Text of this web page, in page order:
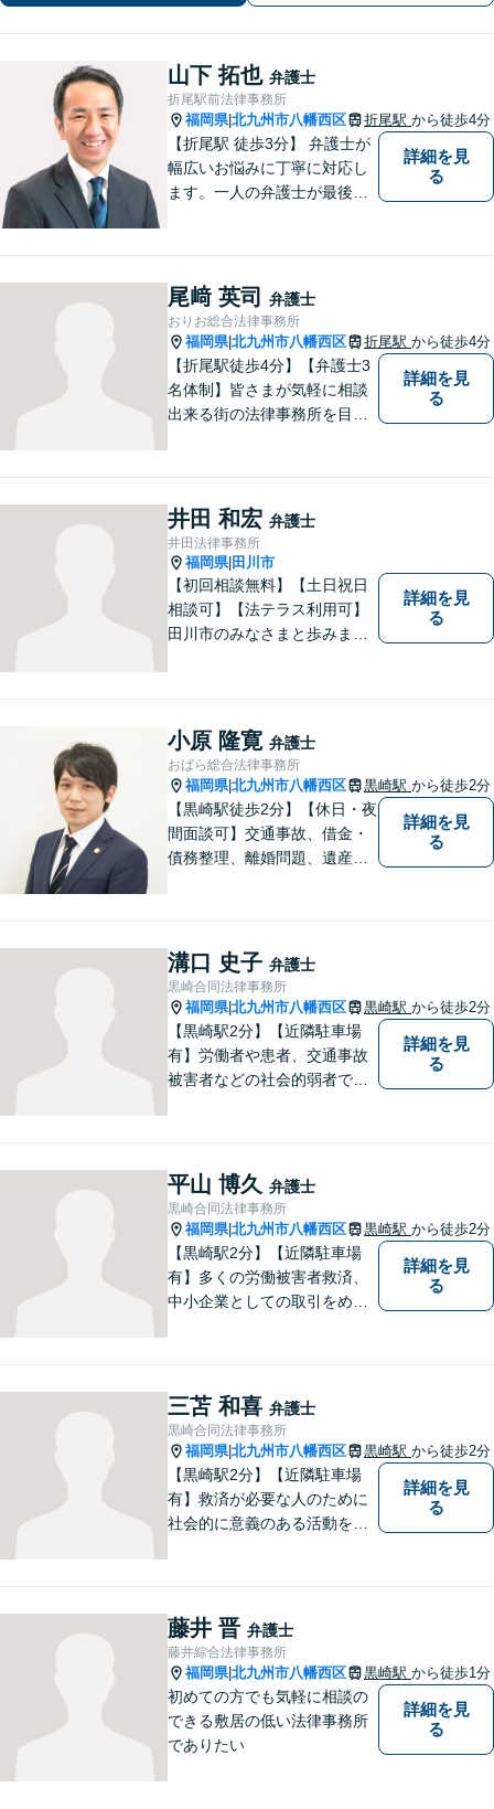
山下 拓也 弁護士
折尾駅前法律事務所
福岡県|北九州市八幡西区 折尾駅 から徒歩4分
【折尾駅 徒歩3分】 弁護士が
幅広いお悩みに丁寧に対応し
ます。一人の弁護士が最後ま
です。【丁寧な対応】
詳細を見
る
尾﨑 英司 弁護士
おりお総合法律事務所
福岡県|北九州市八幡西区 折尾駅 から徒歩4分
【折尾駅徒歩4分】【弁護士3
名体制】皆さまが気軽に相談
出来る街の法律事務所を目指
倫慰謝料のご相談は初回無料
です。【夜間・土日対応】
詳細を見
る
井田 和宏 弁護士
井田法律事務所
福岡県| 田川市
【初回相談無料】【土日祝日
相談可】【法テラス利用可】
田川市のみなさまと歩みま
な対応、良質な法的サービス
の提供をモットーとする事務
所です。
詳細を見
る
小原 隆寛 弁護士
おばら総合法律事務所
福岡県|北九州市八幡西区 黒崎駅 から徒歩2分
【黒崎駅徒歩2分】【休日・夜
間面談可】交通事故、借金・
債務整理、離婚問題、遺産相
と弁護士に相談してもいいの
かな」と思わず、遠慮なくご
相談ください。
詳細を見
る
溝口 史子 弁護士
黒崎合同法律事務所
福岡県|北九州市八幡西区 黒崎駅 から徒歩2分
【黒崎駅2分】【近隣駐車場
有】労働者や患者、交通事故
被害者などの社会的弱者であ
依頼者の皆様にとってより良
い解決が得られるよう、尽力
します。お気軽にご相談くだ
さい。
詳細を見
る
平山 博久 弁護士
黒崎合同法律事務所
福岡県|北九州市八幡西区 黒崎駅 から徒歩2分
【黒崎駅2分】【近隣駐車場
有】多くの労働被害者救済、
中小企業としての取引をめぐ
イスを行うことができます。
どんなことでもお気軽にご相
談ください。
詳細を見
る
三苫 和喜 弁護士
黒崎合同法律事務所
福岡県|北九州市八幡西区 黒崎駅 から徒歩2分
【黒崎駅2分】【近隣駐車場
有】救済が必要な人のために
社会的に意義のある活動をし
できるよう心がけていますの
でお気軽にご相談ください。
詳細を見
る
藤井 晋 弁護士
藤井綜合法律事務所
福岡県|北九州市八幡西区 黒崎駅 から徒歩1分
初めての方でも気軽に相談の
できる敷居の低い法律事務所
でありたい
詳細を見
る